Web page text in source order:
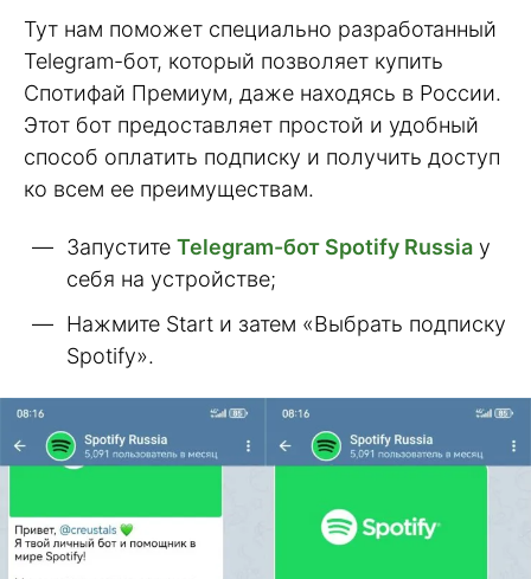
Тут нам поможет специально разработанный
Telegram-бот, который позволяет купить
Спотифай Премиум, даже находясь в России.
Этот бот предоставляет простой и удобный
способ оплатить подписку и получить доступ
ко всем ее преимуществам.
Запустите Telegram-бот Spotify Russia у
себя на устройстве;
Нажмите Start и затем «Выбрать подписку
Spotify».